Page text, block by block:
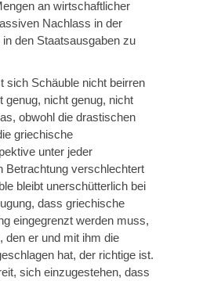
an wirtschaftlicher
Nachlass in der
in den Staatsausgaben zu
sich Schäuble nicht beirren
genug, nicht genug, nicht
obwohl die drastischen
griechische
unter jeder
Betrachtung verschlechtert
bleibt unerschütterlich bei
dass griechische
eingegrenzt werden muss,
den er und mit ihm die
hat, der richtige ist.
sich einzugestehen, dass